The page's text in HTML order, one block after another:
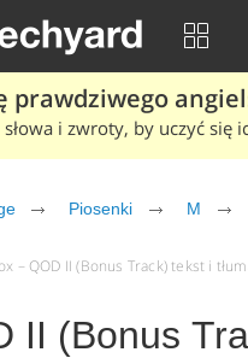
prawdziwego
i zwroty, by uczyć się
Piosenki M
– QOD II (Bonus Track) tekst i
II (Bonus